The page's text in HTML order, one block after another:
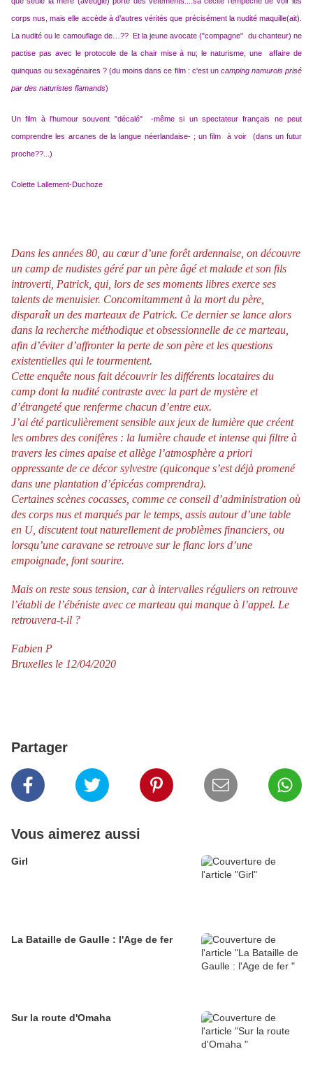
corps nus, mais elle accède à d’autres vérités que précisément la nudité maquille(ait).
La nudité ou le camouflage de…?? Et la jeune avocate ("compagne" du chanteur) ne
pactise pas avec le protocole de la chair mise à nu; le naturisme, une affaire de
quinquas ou sexagénaires ? (du moins dans ce film : c'est un camping namurois prisé
par des naturistes flamands)
Un film à l'humour souvent "décalé" -même si un spectateur français ne peut
comprendre les arcanes de la langue néerlandaise- ; un film à voir (dans un futur
proche??...)
Colette Lallement-Duchoze
Dans les années 80, au cœur d’une forêt ardennaise, on découvre
un camp de nudistes géré par un père âgé et malade et son fils
introverti, Patrick, qui, lors de ses moments libres exerce ses
talents de menuisier. Concomitamment à la mort du père,
disparaît un des marteaux de Patrick. Ce dernier se lance alors
dans la recherche méthodique et obsessionnelle de ce marteau,
afin d’éviter d’affronter la perte de son père et les questions
existentielles qui le tourmentent.
Cette enquête nous fait découvrir les différents locataires du
camp dont la nudité contraste avec la part de mystère et
d’étrangeté que renferme chacun d’entre eux.
J’ai été particulièrement sensible aux jeux de lumière que créent
les ombres des conifères : la lumière chaude et intense qui filtre à
travers les cimes apaise et allège l’atmosphère a priori
oppressante de ce décor sylvestre (quiconque s’est déjà promené
dans une plantation d’épicéas comprendra).
Certaines scènes cocasses, comme ce conseil d’administration où
des corps nus et marqués par le temps, assis autour d’une table
en U, discutent tout naturellement de problèmes financiers, ou
lorsqu’une caravane se retrouve sur le flanc lors d’une
empoignade, font sourire.
Mais on reste sous tension, car à intervalles réguliers on retrouve
l’établi de l’ébéniste avec ce marteau qui manque à l’appel. Le
retrouvera-t-il ?
Fabien P
Bruxelles le 12/04/2020
Partager
Vous aimerez aussi
Girl
La Bataille de Gaulle : l'Age de fer
Sur la route d'Omaha